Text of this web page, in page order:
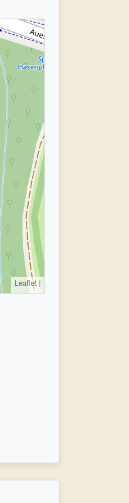
Leaflet |